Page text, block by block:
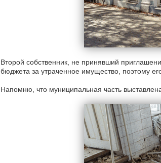
Второй собственник, не принявший
бюджета за утраченное имущество, поэтому
Напомню, что муниципальная часть